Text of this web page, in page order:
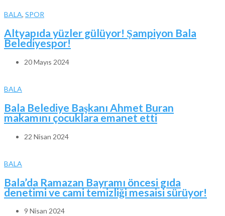
BALA, SPOR
Altyapıda yüzler gülüyor! Şampiyon Bala
Belediyespor!
20 Mayıs 2024
BALA
Bala Belediye Başkanı Ahmet Buran
makamını çocuklara emanet etti
22 Nisan 2024
BALA
Bala’da Ramazan Bayramı öncesi gıda
denetimi ve cami temizliği mesaisi sürüyor!
9 Nisan 2024